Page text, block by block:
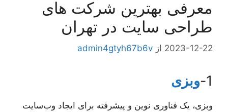
معرفی بهترین شرکت های
طراحی سایت در تهران
2023-12-22 از admin4gtyh67b6v
1- وبزی
وبزی، یک فناوری نوین و پیشرفته برای ایجاد وب‌سایت